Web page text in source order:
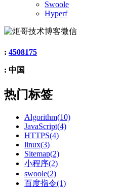
Swoole
Hyperf
: 4508175
: 中国
热门标签
Algorithm(10)
JavaScript(4)
HTTPS(4)
linux(3)
Sitemap(2)
小程序(2)
swoole(2)
百度指令(1)